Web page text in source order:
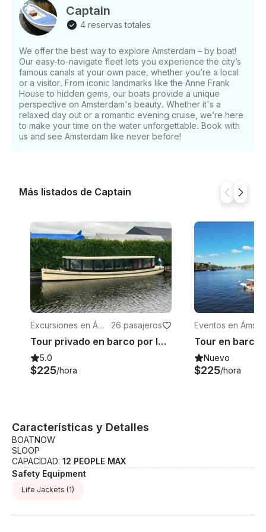
Captain
4 reservas totales
We offer the best way to explore Amsterdam – by boat!
Our easy-to-navigate fleet lets you experience the city’s
famous canals at your own pace, whether you’re a local
or a visitor. From iconic landmarks like the Anne Frank
House to hidden gems, our boats provide a unique
perspective on Amsterdam's beauty. Whether it's a
relaxed day out or a romantic evening cruise, we’re here
to make your time on the water unforgettable. Book with
us and see Amsterdam like never before!
Más listados de Captain
Excursiones en Áms
terdam
·26 pasajeros
Tour privado en barco por los canales de Ámsterdam
5.0
$225/hora
Eventos en
am
Nuevo
$225/hora
Características y Detalles
BOATNOW
SLOOP
CAPACIDAD: 12 PEOPLE MAX
Safety Equipment
Life Jackets (1)